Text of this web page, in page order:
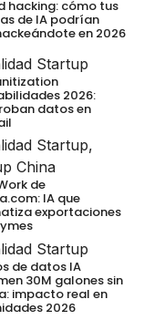
hacking: cómo tus
de IA podrían
en 2026
Startup
2026:
datos en
Startup,
China
de
IA que
exportaciones
Startup
de datos IA
30M galones sin
impacto real en
2026